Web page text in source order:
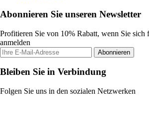
Abonnieren Sie unseren Newsletter
Profitieren Sie von 10% Rabatt, wenn Sie sich
anmelden
Abonnieren
Bleiben Sie in Verbindung
Folgen Sie uns in den sozialen Netzwerken